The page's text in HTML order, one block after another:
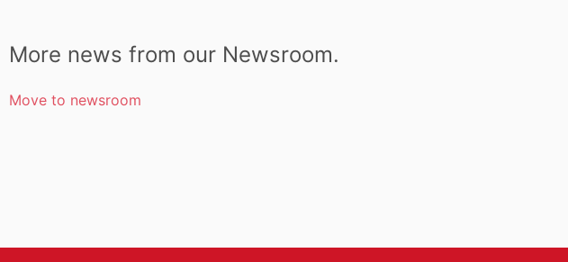
More news from our Newsroom.
Move to newsroom